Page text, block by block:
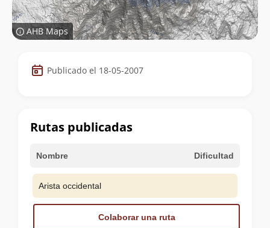
AHB Maps
Datos
de
cumbre
Publicado el 18-05-2007
Rutas publicadas
Nombre Dificultad
Arista occidental
Colaborar una ruta